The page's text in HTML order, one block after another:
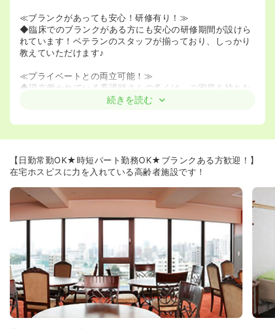
≪ブランクがあっても安心！研修有り！≫
◆臨床でのブランクがある方にも安心の研修期間が設けら
れています！ベテランのスタッフが揃っており、しっかり
教えていただけます♪
≪プライベートとの両立可能！≫
◆現在働かれている看護師さんの多くは、ご家庭を持ちな
がら働かれる方が多くいらっしゃいますので、ママさんナ
続きを読む
【日勤常勤OK★時短パート勤務OK★ブランクある方歓迎！】
在宅ホスピスに力を入れている高齢者施設です！